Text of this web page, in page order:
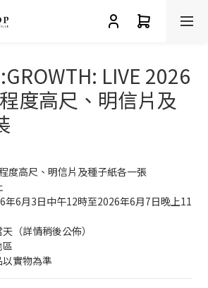
LIVE 2026
度高尺、明信片及
度高尺、明信片及種子紙各一張
年6月3日中午12時至2026年6月7日晚上11
（詳情稍後公佈）
實物為準